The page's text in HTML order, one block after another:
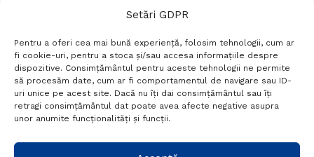
Setări GDPR
Pentru a oferi cea mai bună experiență, folosim tehnologii, cum ar
fi cookie-uri, pentru a stoca și/sau accesa informațiile despre
dispozitive. Consimțământul pentru aceste tehnologii ne permite
să procesăm date, cum ar fi comportamentul de navigare sau ID-
uri unice pe acest site. Dacă nu îți dai consimțământul sau îți
retragi consimțământul dat poate avea afecte negative asupra
unor anumite funcționalități și funcții.
Termeni si conditii
Politică de confidențialitate
Politica cookies
Setări GDPR